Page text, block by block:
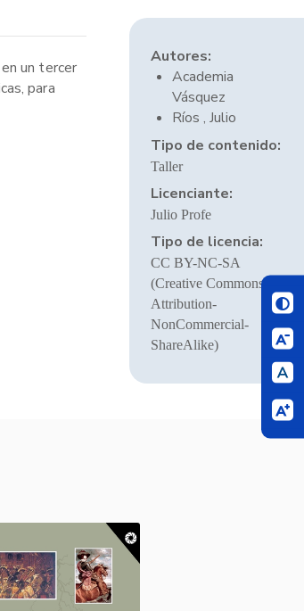
un tercer
para
Autores:
Academia
Vásquez
Ríos , Julio
Tipo de contenido:
Taller
Licenciante:
Julio Profe
Tipo de licencia:
CC BY-NC-SA
(Creative Commons
Attribution-
NonCommercial-
ShareAlike)